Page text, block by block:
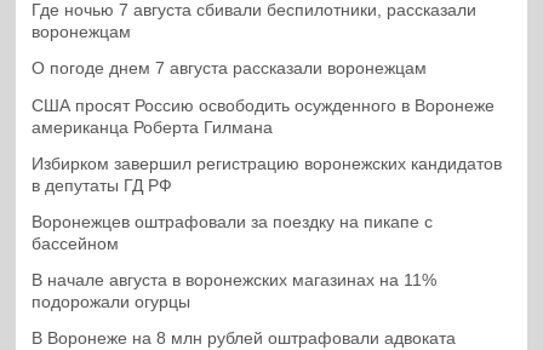
Где ночью 7 августа сбивали беспилотники, рассказали
воронежцам
О погоде днем 7 августа рассказали воронежцам
США просят Россию освободить осужденного в Воронеже
американца Роберта Гилмана
Избирком завершил регистрацию воронежских кандидатов
в депутаты ГД РФ
Воронежцев оштрафовали за поездку на пикапе с
бассейном
В начале августа в воронежских магазинах на 11%
подорожали огурцы
В Воронеже на 8 млн рублей оштрафовали адвоката